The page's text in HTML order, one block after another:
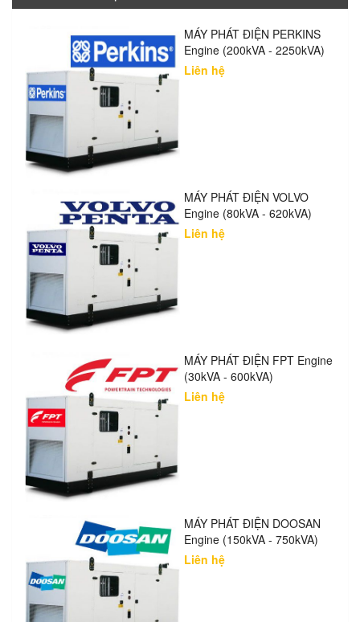
MÁY PHÁT ĐIỆN PERKINS
Engine (200kVA - 2250kVA)
Liên hệ
MÁY PHÁT ĐIỆN VOLVO
Engine (80kVA - 620kVA)
Liên hệ
MÁY PHÁT ĐIỆN FPT Engine
(30kVA - 600kVA)
Liên hệ
MÁY PHÁT ĐIỆN DOOSAN
Engine (150kVA - 750kVA)
Liên hệ